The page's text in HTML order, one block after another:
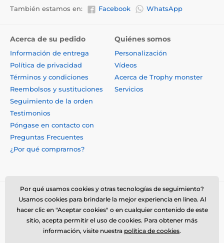
También estamos en: Facebook WhatsApp
Acerca de su pedido
Información de entrega
Política de privacidad
Términos y condiciones
Reembolsos y sustituciones
Seguimiento de la orden
Testimonios
Póngase en contacto con
Preguntas Frecuentes
¿Por qué comprarnos?
Quiénes somos
Personalización
Vídeos
Acerca de Trophy monster
Servicios
Por qué usamos cookies y otras tecnologías de seguimiento?
Usamos cookies para brindarle la mejor experiencia en línea. Al
hacer clic en "Aceptar cookies" o en cualquier contenido de este
sitio, acepta permitir el uso de cookies. Para obtener más
información, visite nuestra política de cookies.